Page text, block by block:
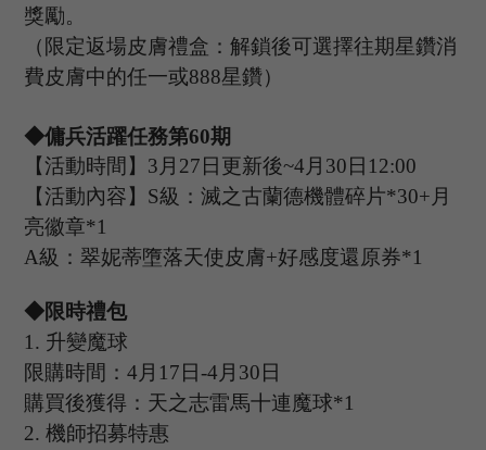
獎勵。
（限定返場皮膚禮盒：解鎖後可選擇往期星鑽消
費皮膚中的任一或888星鑽）
◆傭兵活躍任務第60期
【活動時間】 3 月 27日更新後~4 月 30日 12:00
【活動內容】 S級：滅之古蘭德機體碎片*30+月
亮徽章*1
A級：翠妮蒂墮落天使皮膚+好感度還原券*1
◆限時禮包
1 . 升變魔球
限購時間：4 月 17日-4 月 30日
購買後獲得：天之志雷馬十連魔球*1
2. 機師招募特惠